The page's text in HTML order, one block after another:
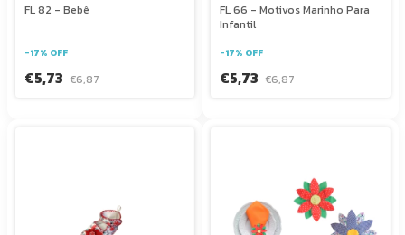
FL 82 - Bebê
-17% OFF
€5,73 €6,87
FL 66 - Motivos Marinho Para
Infantil
-17% OFF
€5,73 €6,87